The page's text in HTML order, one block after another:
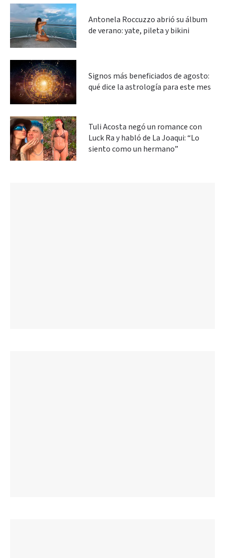
Antonela Roccuzzo abrió su álbum
de verano: yate, pileta y bikini
Signos más beneficiados de agosto:
qué dice la astrología para este mes
Tuli Acosta negó un romance con
Luck Ra y habló de La Joaqui: “Lo
siento como un hermano”